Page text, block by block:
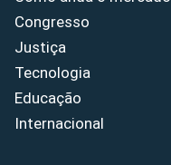
Congresso
Justiça
Tecnologia
Educação
Internacional